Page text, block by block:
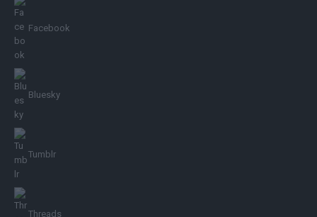
Facebook
Bluesky
Tumblr
Threads